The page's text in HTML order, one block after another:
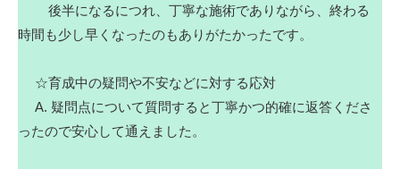
後半になるにつれ、丁寧な施術でありながら、終わる
時間も少し早くなったのもありがたかったです。
☆育成中の疑問や不安などに対する応対
A. 疑問点について質問すると丁寧かつ的確に返答くださ
ったので安心して通えました。